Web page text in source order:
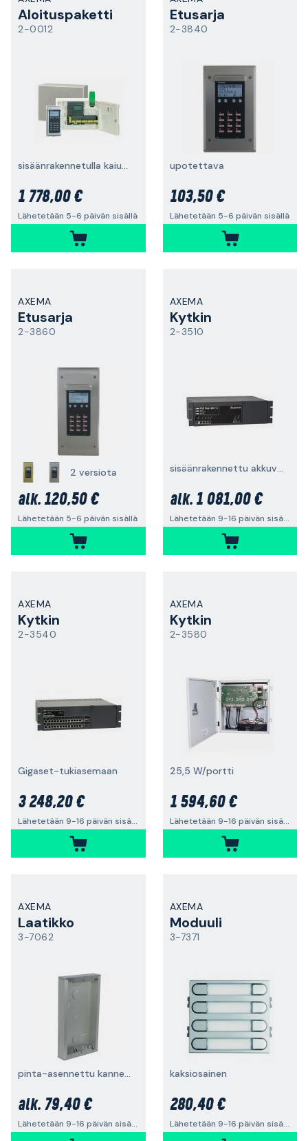
Aloituspaketti
2-0012
sisäänrakennetulla kaiuttimella
1 778,00 €
Lähetetään 5-6 päivän sisällä
Etusarja
2-3840
upotettava
103,50 €
Lähetetään 5-6 päivän sisällä
AXEMA
Etusarja
2-3860
2 versiota
alk. 120,50 €
Lähetetään 5-6 päivän sisällä
AXEMA
Kytkin
2-3510
sisäänrakennettu akkuvarmennus
alk. 1 081,00 €
Lähetetään 9-16 päivän sisällä
AXEMA
Kytkin
2-3540
Gigaset-tukiasemaan
3 248,20 €
Lähetetään 9-16 päivän sisällä
AXEMA
Kytkin
2-3580
25,5 W/portti
1 594,60 €
Lähetetään 9-16 päivän sisällä
AXEMA
Laatikko
3-7062
pinta-asennettu kannettavalle Skyline-laitteelle
alk. 79,40 €
Lähetetään 9-16 päivän sisällä
AXEMA
Moduuli
3-7371
kaksiosainen
280,40 €
Lähetetään 9-16 päivän sisällä